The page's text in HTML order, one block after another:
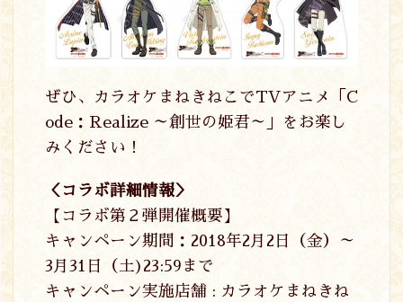
ぜひ、カラオケまねきねこでTVアニメ「C
ode：Realize ～創世の姫君～」をお楽し
みください！
＜コラボ詳細情報＞
【コラボ第２弾開催概要】
キャンペーン期間：2018年2月2日（金）～
3月31日（土)23:59まで
キャンペーン実施店舗 : カラオケまねきね